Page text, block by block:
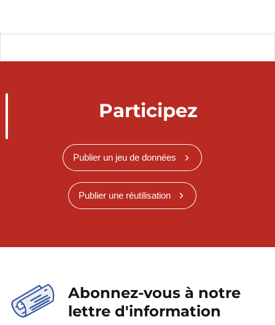
Participez
Publier un jeu de données
Publier une réutilisation
Abonnez-vous à notre
lettre d'information